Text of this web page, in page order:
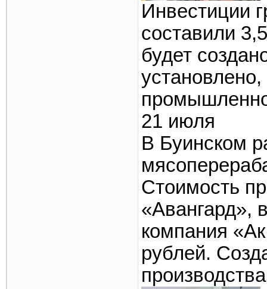
Инвестиции
составили
будет
21 июля
В Буинском
Стоимость
«Авангард»,
компания
рублей.